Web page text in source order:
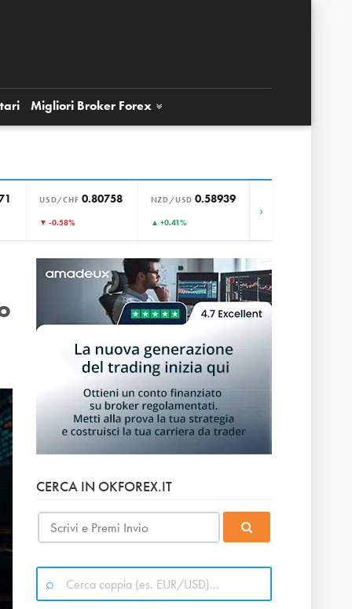
Migliori Broker Forex
USD/CHF 0.80758
▼ -0.58%
NZD/USD 0.58939
▲ +0.41%
›
CERCA IN OKFOREX.IT